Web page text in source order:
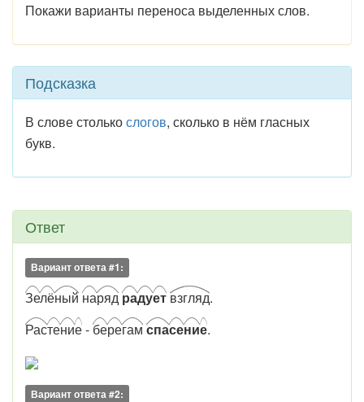
Покажи варианты переноса выделенных слов.
Подсказка
В слове столькослогов, сколько в нём гласных
букв.
Ответ
Вариант ответа #1:
Зелёныйнарядрадуетвзгляд.
Растение-берегамспасение.
Вариант ответа #2: